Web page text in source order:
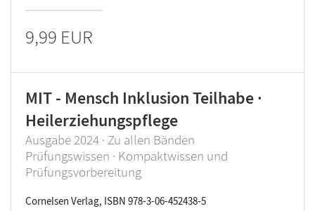
9,99 EUR
MIT - Mensch Inklusion Teilhabe ·
Heilerziehungspflege
Ausgabe 2024 · Zu allen Bänden
Prüfungswissen · Kompaktwissen und
Prüfungsvorbereitung
Cornelsen Verlag, ISBN 978-3-06-452438-5